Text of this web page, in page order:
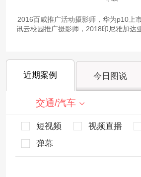
2016百威推广活动摄影师，华为p10上
讯云校园推广摄影师，2018印尼雅加达
近期案例 今日图说
交通/汽车
短视频 视频直播
弹幕